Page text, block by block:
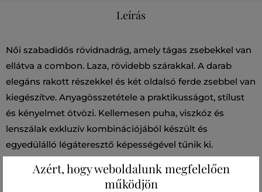
Leírás
Női szabadidős rövidnadrág, amely tágas zsebekkel van
ellátva a combon. Laza, rövidebb szárakkal. A darab
elegáns rakott részekkel és két oldalsó ferde zsebbel van
kiegészítve. Anyagösszetétele a praktikusságot, stílust
és kényelmet ötvözi. Kellemesen puha, viszkóz és
lenszálak exkluzív kombinációjából készült és
egyedülálló légáteresztő képességével tűnik ki.
Rendkívül előnyös lezser darab, amely nyári öltözékének
kedvenc részévé válik.
Azért, hogy weboldalunk megfelelően
működjön